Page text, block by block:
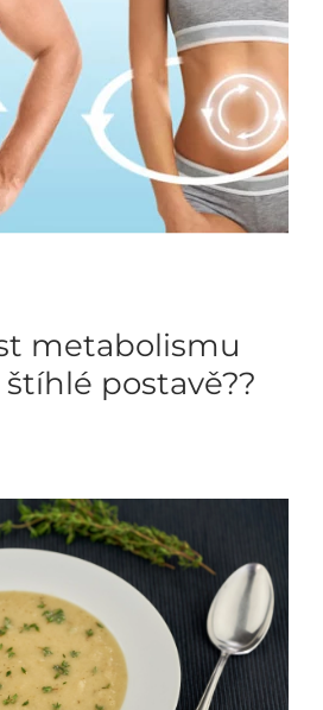
metabolismu
postavě??